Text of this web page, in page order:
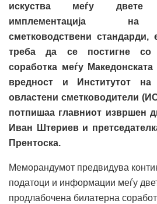
искуства меѓу двете
имплементација на
сметководствени стандарди,
треба да се постигне со
соработка меѓу
вредност и Институтот на
овластени сметководители
потпишаа главниот извршен
Иван Штериев и
Прентоска.
Меморандумот предвидува
податоци и информации меѓу
продлабочена билатерна